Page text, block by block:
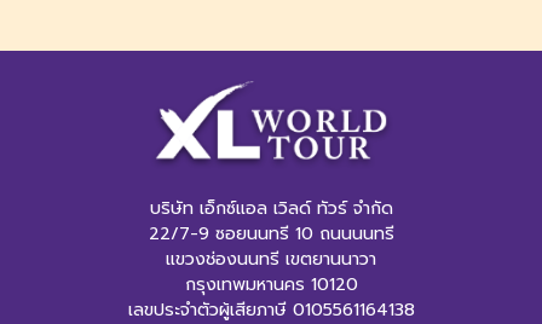
บริษัท เอ็กซ์แอล เวิลด์ ทัวร์ จำกัด
22/7-9 ซอยนนทรี 10 ถนนนนทรี
แขวงช่องนนทรี เขตยานนาวา
กรุงเทพมหานคร 10120
เลขประจำตัวผู้เสียภาษี 0105561164138